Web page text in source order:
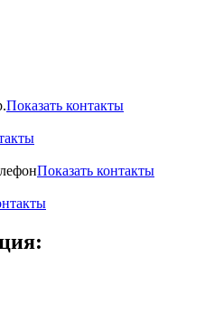
Показать контакты
Показать контакты